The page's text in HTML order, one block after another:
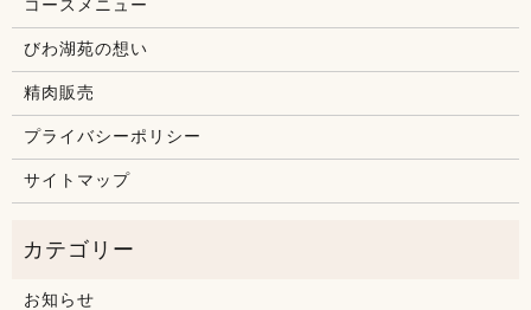
コースメニュー
びわ湖苑の想い
精肉販売
プライバシーポリシー
サイトマップ
お知らせ